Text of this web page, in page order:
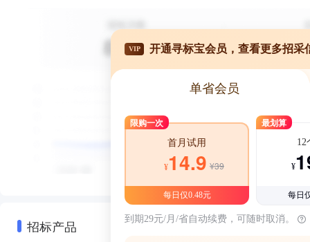
招标产品
VIP 开通寻标宝会员，查看更多招采
单省会员
限购一次
首月试用
¥14.9 ¥39
每日仅0.48元
最划算
12
¥
每日
到期29元/月/省自动续费，可随时取消。